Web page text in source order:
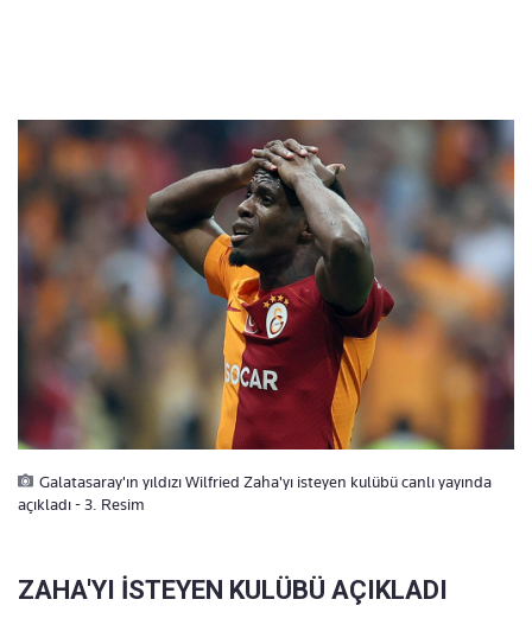
Galatasaray'ın yıldızı Wilfried Zaha'yı isteyen kulübü canlı yayında
açıkladı - 3. Resim
ZAHA'YI İSTEYEN KULÜBÜ AÇIKLADI